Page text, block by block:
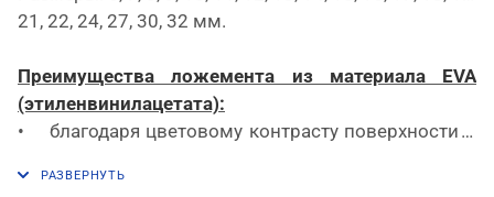
21, 22, 24, 27, 30, 32 мм.
Преимущества ложемента из материала EVA
(этиленвинилацетата):
• благодаря цветовому контрасту поверхности и
за инструментом